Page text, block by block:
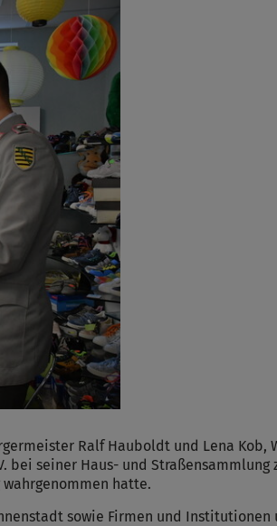
Ralf Hauboldt und Lena
bei seiner Haus- und
hatte.
sowie Firmen und